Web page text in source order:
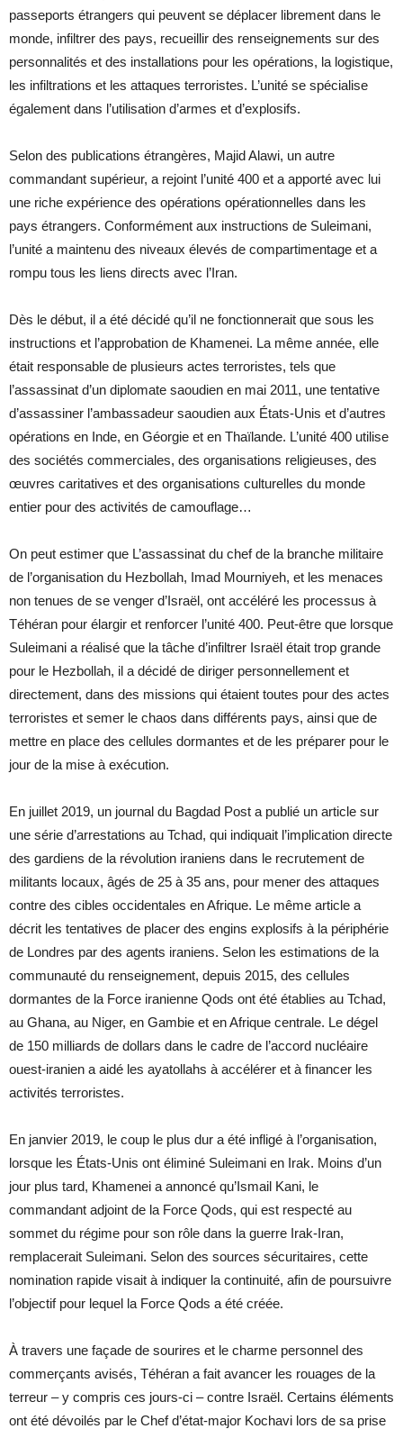
passeports étrangers qui peuvent se déplacer librement dans le
monde, infiltrer des pays, recueillir des renseignements sur des
personnalités et des installations pour les opérations, la logistique,
les infiltrations et les attaques terroristes. L’unité se spécialise
également dans l’utilisation d’armes et d’explosifs.
Selon des publications étrangères, Majid Alawi, un autre
commandant supérieur, a rejoint l’unité 400 et a apporté avec lui
une riche expérience des opérations opérationnelles dans les
pays étrangers. Conformément aux instructions de Suleimani,
l’unité a maintenu des niveaux élevés de compartimentage et a
rompu tous les liens directs avec l’Iran.
Dès le début, il a été décidé qu’il ne fonctionnerait que sous les
instructions et l’approbation de Khamenei. La même année, elle
était responsable de plusieurs actes terroristes, tels que
l’assassinat d’un diplomate saoudien en mai 2011, une tentative
d’assassiner l’ambassadeur saoudien aux États-Unis et d’autres
opérations en Inde, en Géorgie et en Thaïlande. L’unité 400 utilise
des sociétés commerciales, des organisations religieuses, des
œuvres caritatives et des organisations culturelles du monde
entier pour des activités de camouflage…
On peut estimer que L’assassinat du chef de la branche militaire
de l’organisation du Hezbollah, Imad Mourniyeh, et les menaces
non tenues de se venger d’Israël, ont accéléré les processus à
Téhéran pour élargir et renforcer l’unité 400. Peut-être que lorsque
Suleimani a réalisé que la tâche d’infiltrer Israël était trop grande
pour le Hezbollah, il a décidé de diriger personnellement et
directement, dans des missions qui étaient toutes pour des actes
terroristes et semer le chaos dans différents pays, ainsi que de
mettre en place des cellules dormantes et de les préparer pour le
jour de la mise à exécution.
En juillet 2019, un journal du Bagdad Post a publié un article sur
une série d’arrestations au Tchad, qui indiquait l’implication directe
des gardiens de la révolution iraniens dans le recrutement de
militants locaux, âgés de 25 à 35 ans, pour mener des attaques
contre des cibles occidentales en Afrique. Le même article a
décrit les tentatives de placer des engins explosifs à la périphérie
de Londres par des agents iraniens. Selon les estimations de la
communauté du renseignement, depuis 2015, des cellules
dormantes de la Force iranienne Qods ont été établies au Tchad,
au Ghana, au Niger, en Gambie et en Afrique centrale. Le dégel
de 150 milliards de dollars dans le cadre de l’accord nucléaire
ouest-iranien a aidé les ayatollahs à accélérer et à financer les
activités terroristes.
En janvier 2019, le coup le plus dur a été infligé à l’organisation,
lorsque les États-Unis ont éliminé Suleimani en Irak. Moins d’un
jour plus tard, Khamenei a annoncé qu’Ismail Kani, le
commandant adjoint de la Force Qods, qui est respecté au
sommet du régime pour son rôle dans la guerre Irak-Iran,
remplacerait Suleimani. Selon des sources sécuritaires, cette
nomination rapide visait à indiquer la continuité, afin de poursuivre
l’objectif pour lequel la Force Qods a été créée.
À travers une façade de sourires et le charme personnel des
commerçants avisés, Téhéran a fait avancer les rouages de la
terreur – y compris ces jours-ci – contre Israël. Certains éléments
ont été dévoilés par le Chef d’état-major Kochavi lors de sa prise